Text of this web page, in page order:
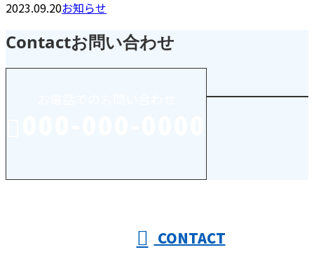
2023.09.20お知らせ
Contactお問い合わせ
CONTACT